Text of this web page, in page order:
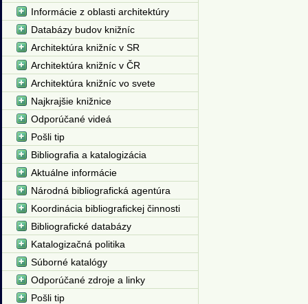
Informácie z oblasti architektúry
Databázy budov knižníc
Architektúra knižníc v SR
Architektúra knižníc v ČR
Architektúra knižníc vo svete
Najkrajšie knižnice
Odporúčané videá
Pošli tip
Bibliografia a katalogizácia
Aktuálne informácie
Národná bibliografická agentúra
Koordinácia bibliografickej činnosti
Bibliografické databázy
Katalogizačná politika
Súborné katalógy
Odporúčané zdroje a linky
Pošli tip